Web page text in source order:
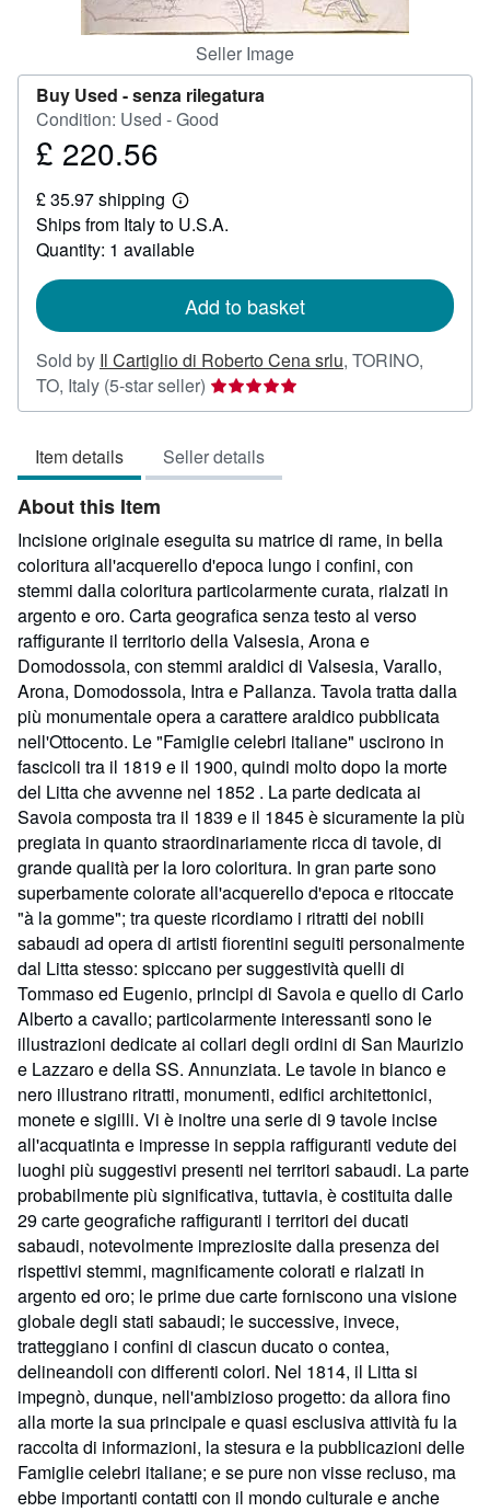
Seller Image
Buy Used -senza rilegatura
Condition: Used - Good
Price
220.56
£ 220.56
£ 35.97 shipping
Learn
more
about
shipping
Ships from Italy to U.S.A.
Quantity: 1 available
Add to basket
Sold by Il Cartiglio di Roberto Cena srlu, TORINO,
TO, Italy (5-star seller) Seller
rating
out
of
stars
Item details Seller details
About this Item
Incisione originale eseguita su matrice di rame, in bella
coloritura all'acquerello d'epoca lungo i confini, con
stemmi dalla coloritura particolarmente curata, rialzati in
argento e oro. Carta geografica senza testo al verso
raffigurante il territorio della Valsesia, Arona e
Domodossola, con stemmi araldici di Valsesia, Varallo,
Arona, Domodossola, Intra e Pallanza. Tavola tratta dalla
più monumentale opera a carattere araldico pubblicata
nell'Ottocento. Le "Famiglie celebri italiane" uscirono in
fascicoli tra il 1819 e il 1900, quindi molto dopo la morte
del Litta che avvenne nel 1852 . La parte dedicata ai
Savoia composta tra il 1839 e il 1845 è sicuramente la più
pregiata in quanto straordinariamente ricca di tavole, di
grande qualità per la loro coloritura. In gran parte sono
superbamente colorate all'acquerello d'epoca e ritoccate
"à la gomme"; tra queste ricordiamo i ritratti dei nobili
sabaudi ad opera di artisti fiorentini seguiti personalmente
dal Litta stesso: spiccano per suggestività quelli di
Tommaso ed Eugenio, principi di Savoia e quello di Carlo
Alberto a cavallo; particolarmente interessanti sono le
illustrazioni dedicate ai collari degli ordini di San Maurizio
e Lazzaro e della SS. Annunziata. Le tavole in bianco e
nero illustrano ritratti, monumenti, edifici architettonici,
monete e sigilli. Vi è inoltre una serie di 9 tavole incise
all'acquatinta e impresse in seppia raffiguranti vedute dei
luoghi più suggestivi presenti nei territori sabaudi. La parte
probabilmente più significativa, tuttavia, è costituita dalle
29 carte geografiche raffiguranti i territori dei ducati
sabaudi, notevolmente impreziosite dalla presenza dei
rispettivi stemmi, magnificamente colorati e rialzati in
argento ed oro; le prime due carte forniscono una visione
globale degli stati sabaudi; le successive, invece,
tratteggiano i confini di ciascun ducato o contea,
delineandoli con differenti colori. Nel 1814, il Litta si
impegnò, dunque, nell'ambizioso progetto: da allora fino
alla morte la sua principale e quasi esclusiva attività fu la
raccolta di informazioni, la stesura e la pubblicazioni delle
Famiglie celebri italiane; e se pure non visse recluso, ma
ebbe importanti contatti con il mondo culturale e anche